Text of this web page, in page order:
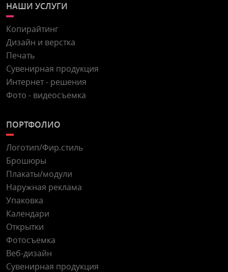
НАШИ УСЛУГИ
Копирайтинг
Дизайн и верстка
Печать
Сувенирная продукция
Интернет - решения
Фото - видеосъемка
ПОРТФОЛИО
Логотип/Фир.стиль
Брошюры
Плакаты/модули
Наружная реклама
Упаковка
Календари
Открытки
Фотосъемка
Веб-дизайн
Сувенирная продукция